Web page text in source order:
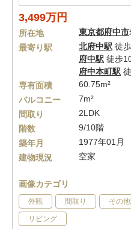
3,499万円
所在地 東京都府中市
最寄り駅
北府中駅 徒
府中駅 徒歩
府中本町駅
専有面積
60.75m²
バルコニー
7m²
間取り
2LDK
階数
9/10階
築年月
1977年01月
建物現況
空家
画像カテゴリ
外観 間取り その
リビング